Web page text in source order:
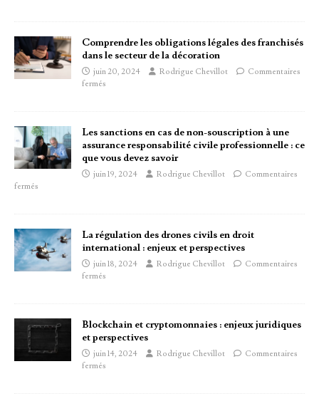
Comprendre les obligations légales des franchisés
dans le secteur de la décoration
juin 20, 2024 Rodrigue Chevillot
Commentaires
fermés
Les sanctions en cas de non-souscription à une
assurance responsabilité civile professionnelle : ce
que vous devez savoir
juin 19, 2024 Rodrigue Chevillot
Commentaires
fermés
La régulation des drones civils en droit
international : enjeux et perspectives
juin 18, 2024 Rodrigue Chevillot
Commentaires
fermés
Blockchain et cryptomonnaies : enjeux juridiques
et perspectives
juin 14, 2024 Rodrigue Chevillot
Commentaires
fermés